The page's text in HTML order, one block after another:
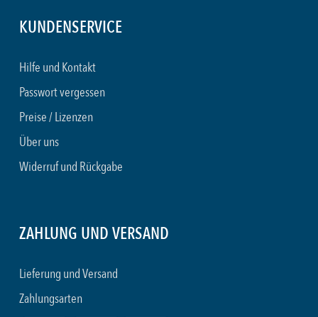
KUNDENSERVICE
Hilfe und Kontakt
Passwort vergessen
Preise / Lizenzen
Über uns
Widerruf und Rückgabe
ZAHLUNG UND VERSAND
Lieferung und Versand
Zahlungsarten